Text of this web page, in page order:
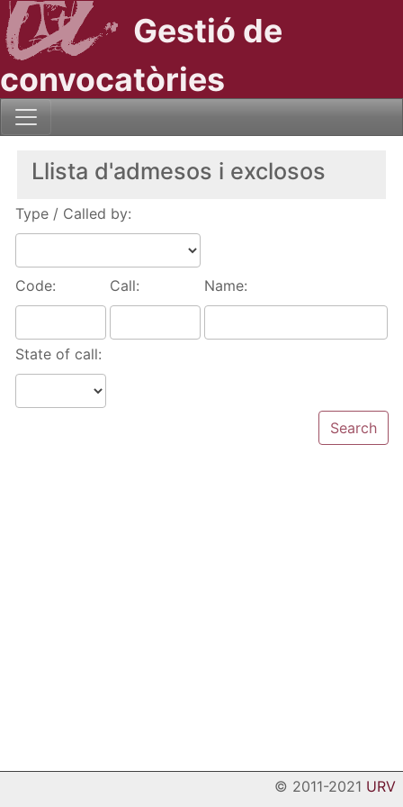
Gestió de
convocatòries
Llista d'admesos i exclosos
Type / Called by:
Code: Call: Name:
State of call:
© 2011-2021 URV